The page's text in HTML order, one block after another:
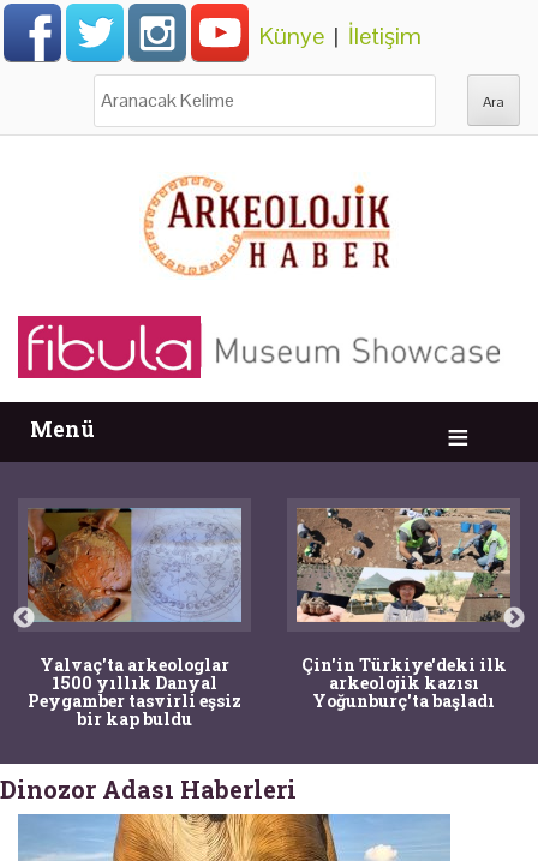
Künye | İletişim
Menü
Yalvaç'ta arkeologlar
1500 yıllık Danyal
Peygamber tasvirli eşsiz
bir kap buldu
Çin'in Türkiye'deki ilk
arkeolojik kazısı
Yoğunburç'ta başladı
Dinozor Adası Haberleri